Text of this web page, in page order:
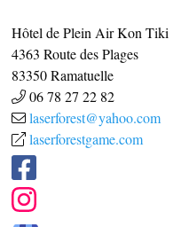
Hôtel de Plein Air Kon Tiki
4363 Route des Plages
83350 Ramatuelle
06 78 27 22 82
laserforest@yahoo.com
laserforestgame.com